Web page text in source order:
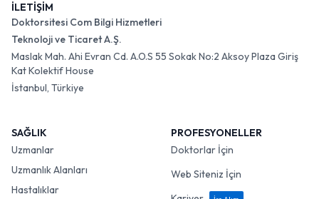
İLETİŞİM
Doktorsitesi Com Bilgi Hizmetleri
Teknoloji ve Ticaret A.Ş.
Maslak Mah. Ahi Evran Cd. A.O.S 55 Sokak No:2 Aksoy Plaza Giriş
Kat Kolektif House
İstanbul, Türkiye
SAĞLIK
Uzmanlar
Uzmanlık Alanları
Hastalıklar
PROFESYONELLER
Doktorlar İçin
Web Siteniz İçin